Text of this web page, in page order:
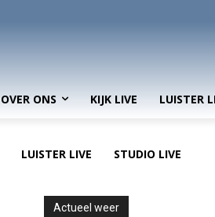
OVER ONS KIJK LIVE LUISTER
LUISTER LIVE STUDIO LIVE
Actueel weer